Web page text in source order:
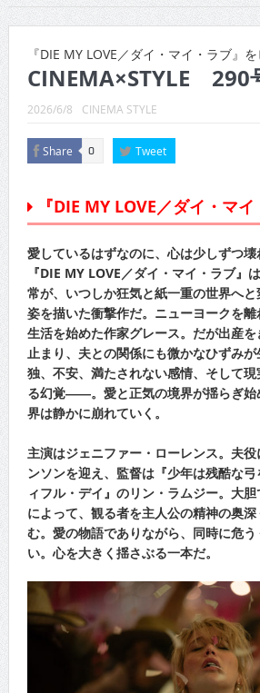
CINEMA×STYLE 291号
CINEMA×STYLE 290号
CINEMA×STYLE 289号
CINEMA×STYLE 287号
CINEMA×STYLE 285号
CINEMA×STYLE 294号
『DIE MY LOVE／ダイ・マイ・ラブ』
CINEMA×STYLE 290
2026/6/8 CINEMA STYLE
Share 0 Tweet
『DIE MY LOVE／ダイ・マイ
愛しているはずなのに、心は少しずつ壊
『DIE MY LOVE／ダイ・マイ・ラブ』
常が、いつしか狂気と紙一重の世界へ
姿を描いた衝撃作だ。ニューヨークを
生活を始めた作家グレース。だが出産
止まり、夫との関係にも微かなひずみ
独、不安、満たされない感情、そして
る幻覚――。愛と正気の境界が揺らぎ始
界は静かに崩れていく。
主演はジェニファー・ローレンス。夫
ンソンを迎え、監督は『少年は残酷な
ィフル・デイ』のリン・ラムジー。大
によって、観る者を主人公の精神の奥
む。愛の物語でありながら、同時に危
い。心を大きく揺さぶる一本だ。